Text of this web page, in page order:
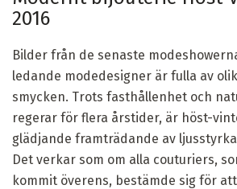
2016
Bilder från de senaste
ledande modedesigner är fulla av
smycken. Trots fasthållenhet och
regerar för flera årstider, är höst-
glädjande framträdande av
Det verkar som om alla couturiers,
kommit överens, bestämde sig för